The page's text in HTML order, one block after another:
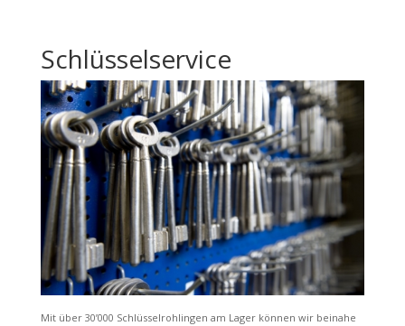
Schlüsselservice
Mit über 30’000 Schlüsselrohlingen am Lager können wir beinahe